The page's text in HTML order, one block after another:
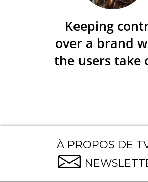
Keeping
over a brand
the users take
À PROPOS DE